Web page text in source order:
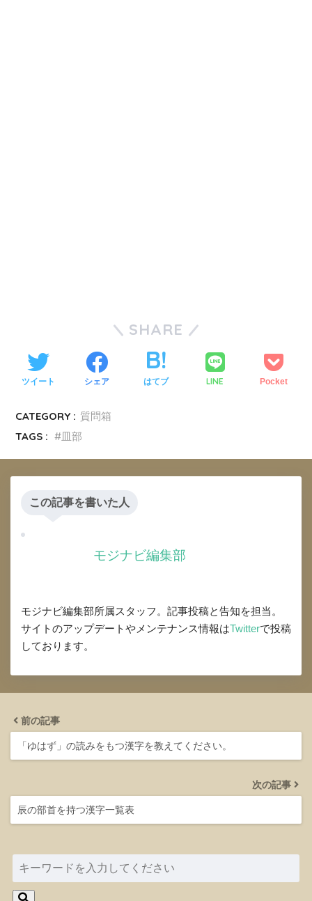
SHARE
ツイート シェア はてブ LINE Pocket
CATEGORY : 質問箱
TAGS :
皿部
この記事を書いた人
モジナビ編集部
モジナビ編集部所属スタッフ。記事投稿と告知を担当。
サイトのアップデートやメンテナンス情報はTwitterで投稿
しております。
前の記事
「ゆはず」の読みをもつ漢字を教えてください。
次の記事
辰の部首を持つ漢字一覧表